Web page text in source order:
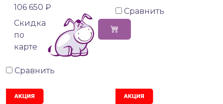
106 650 ₽
Cкидка
по
карте
Сравнить
Сравнить